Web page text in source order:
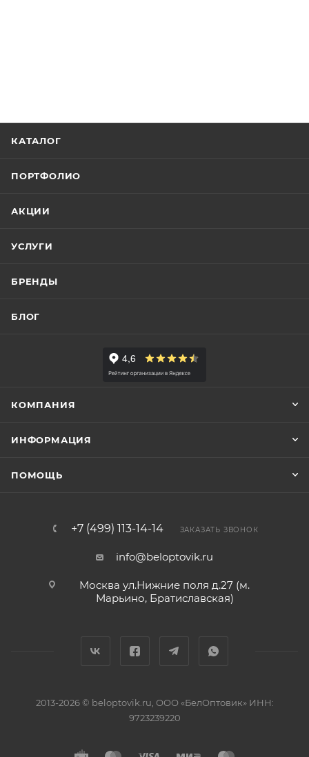
КАТАЛОГ
ПОРТФОЛИО
АКЦИИ
УСЛУГИ
БРЕНДЫ
БЛОГ
КОМПАНИЯ
ИНФОРМАЦИЯ
ПОМОЩЬ
+7 (499) 113-14-14 ЗАКАЗАТЬ ЗВОНОК
info@beloptovik.ru
Москва ул.Нижние поля д.27 (м.
Марьино, Братиславская)
2013-2026 © beloptovik.ru, ООО «БелОптовик» ИНН:
9723239220